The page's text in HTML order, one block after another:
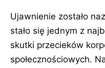
Ujawnienie zostało
stało się jednym z
skutki przecieków
społecznościowych.